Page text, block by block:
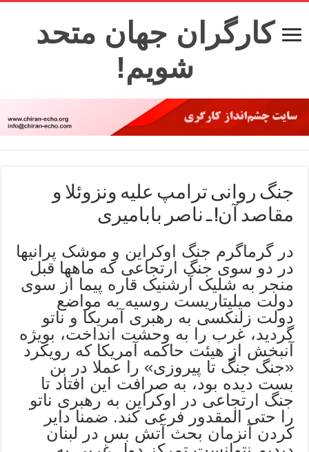
کارگران جهان متحد
شویم!
جنگ روانی ترامپ علیه ونزوئلا و
مقاصد آن! ـ ناصر بابامیری
در گرماگرم جنگ اوکراین و موشک پرانیها
در دو سوی جنگ ارتجاعی که ماهها قبل
منجر به شلیک آرشنیک قاره پیما از سوی
دولت میلیتاریست روسیه به مواضع
دولت زلنکسی به رهبری آمریکا و ناتو
گردید، غرب را به وحشت انداخت، بوِیژه
آنبخش از هیئت حاکمه آمریکا که رویکرد
«جنگ جنگ تا پیروزی» را عملا در بن
بست دیده بود، به صرافت این افتاد تا
جنگ ارتجاعی در اوکراین به رهبری ناتو
را حتی المقدور فرعی کند. ضمنا دایر
کردن آنزمان بحث آتش بس در لبنان